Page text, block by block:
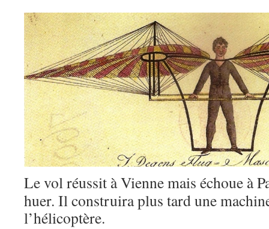
Le vol réussit à Vienne mais échoue à
huer. Il construira plus tard une
l’hélicoptère.